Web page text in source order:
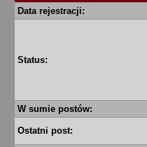
Data rejestracji:
Status:
W sumie postów:
Ostatni post: